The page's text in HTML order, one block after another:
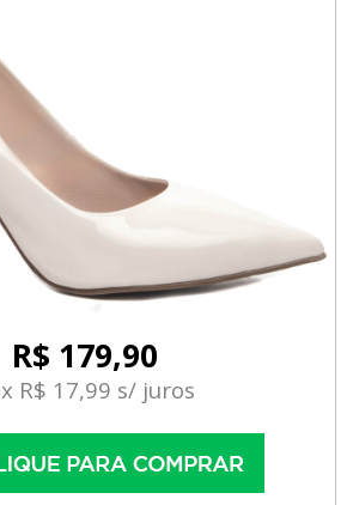
R$ 179,90
R$ 17,99 s/ juros